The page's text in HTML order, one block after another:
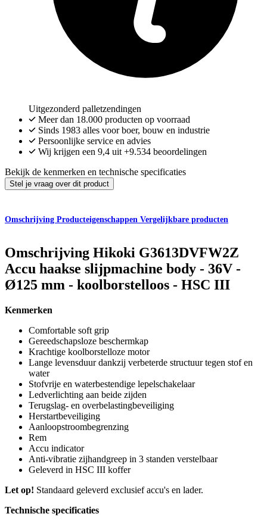
Uitgezonderd palletzendingen
Meer dan 18.000 producten op voorraad
Sinds 1983 alles voor boer, bouw en industrie
Persoonlijke service en advies
Wij krijgen een 9,4 uit +9.534 beoordelingen
Bekijk de kenmerken en technische specificaties
Stel je vraag over dit product
Omschrijving Producteigenschappen Vergelijkbare producten
Omschrijving Hikoki G3613DVFW2Z
Accu haakse slijpmachine body - 36V -
Ø125 mm - koolborstelloos - HSC III
Kenmerken
Comfortable soft grip
Gereedschapsloze beschermkap
Krachtige koolborstelloze motor
Lange levensduur dankzij verbeterde structuur tegen stof en
water
Stofvrije en waterbestendige lepelschakelaar
Ledverlichting aan beide zijden
Terugslag- en overbelastingbeveiliging
Herstartbeveiliging
Aanloopstroombegrenzing
Rem
Accu indicator
Anti-vibratie zijhandgreep in 3 standen verstelbaar
Geleverd in HSC III koffer
Let op! Standaard geleverd exclusief accu's en lader.
Technische specificaties